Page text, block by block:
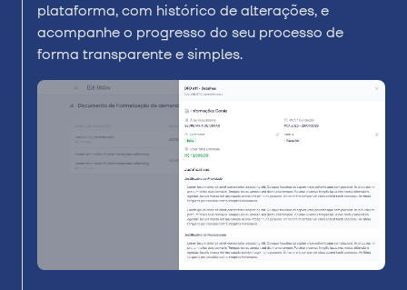
plataforma, com histórico de alterações, e
acompanhe o progresso do seu processo de
forma transparente e simples.